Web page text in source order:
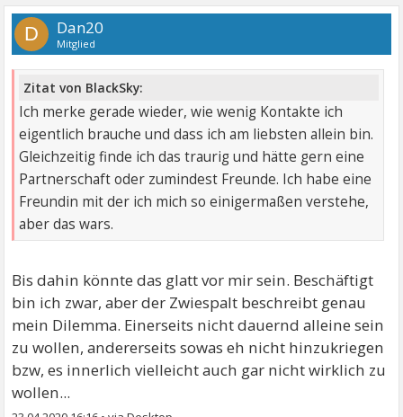
D Dan20
Mitglied
Zitat von BlackSky:
Ich merke gerade wieder, wie wenig Kontakte ich
eigentlich brauche und dass ich am liebsten allein bin.
Gleichzeitig finde ich das traurig und hätte gern eine
Partnerschaft oder zumindest Freunde. Ich habe eine
Freundin mit der ich mich so einigermaßen verstehe,
aber das wars.
Bis dahin könnte das glatt vor mir sein. Beschäftigt
bin ich zwar, aber der Zwiespalt beschreibt genau
mein Dilemma. Einerseits nicht dauernd alleine sein
zu wollen, andererseits sowas eh nicht hinzukriegen
bzw, es innerlich vielleicht auch gar nicht wirklich zu
wollen...